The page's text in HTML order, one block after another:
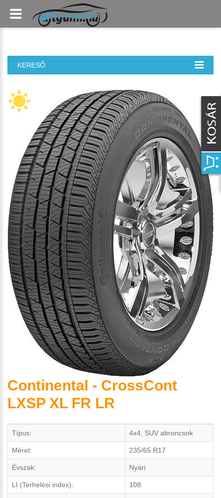
KERESŐ
Continental - CrossCont
LXSP XL FR LR
Típus: 4x4, SUV abroncsok
Méret: 235/65 R17
Évszak: Nyári
LI (Terhelési index): 108